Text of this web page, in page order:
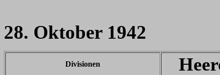
28. Oktober 1942
Divisionen